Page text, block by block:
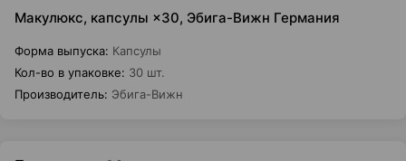
Макулюкс, капсулы ×30, Эбига-Вижн Германия
Форма выпуска: Капсулы
Кол-во в упаковке: 30 шт.
Производитель: Эбига-Вижн